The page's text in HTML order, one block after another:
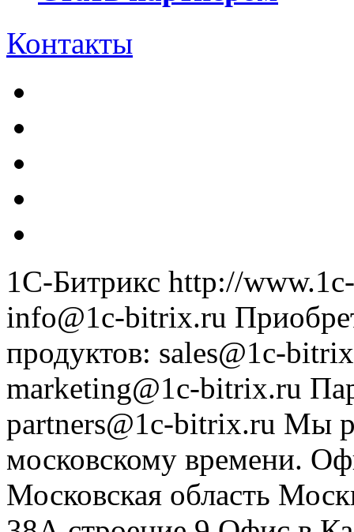
Контакты
1С-Битрикс http://
info@1c-bitrix.ru
продуктов: sales@1c-
marketing@1c-bitrix.ru
partners@1c-bitrix.ru Мы
московскому времени.
Московская область